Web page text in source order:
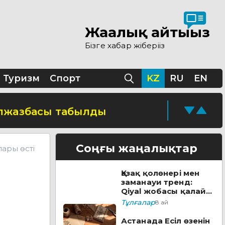
Жаңалық айтыңыз
Бізге хабар жіберіңіз
Туризм Спорт KZ RU EN
табылды
жүріп жатыр
қосады
болады
өсті Соңғы жаңалықтар
Қазақ қолөнері мен
заманауи тренд:
Qiyal жобасы қалай
әлеуметтік лифтке
айналды?
Тұлғалар8 ай
Астанада Есіл өзенін